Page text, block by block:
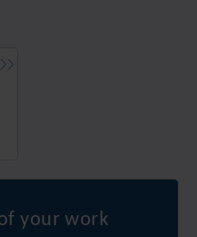
your work